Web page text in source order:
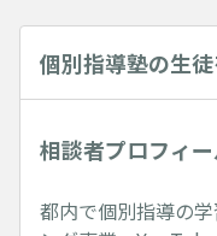
個別指導塾の生
相談者プロフィ
都内で個別指導の